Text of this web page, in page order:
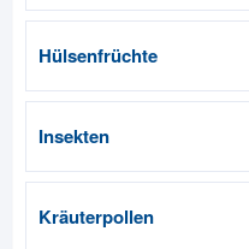
Hülsenfrüchte
Insekten
Kräuterpollen